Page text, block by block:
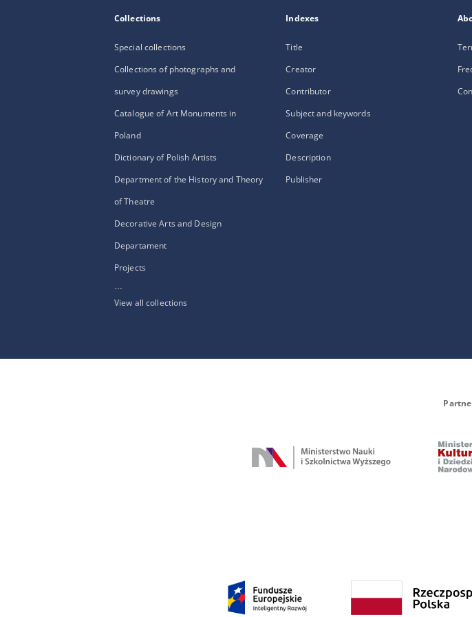
Collections
Special collections
Collections of photographs and
survey drawings
Catalogue of Art Monuments in
Poland
Dictionary of Polish Artists
Department of the History and Theory
of Theatre
Decorative Arts and Design
Departament
Projects
...
View all collections
Indexes
Title
Creator
Contributor
Subject and keywords
Coverage
Description
Publisher